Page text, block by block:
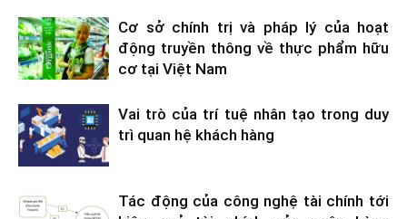
Cơ sở chính trị và pháp lý của hoạt
động truyền thông về thực phẩm hữu
cơ tại Việt Nam
Vai trò của trí tuệ nhân tạo trong duy
trì quan hệ khách hàng
Tác động của công nghệ tài chính tới